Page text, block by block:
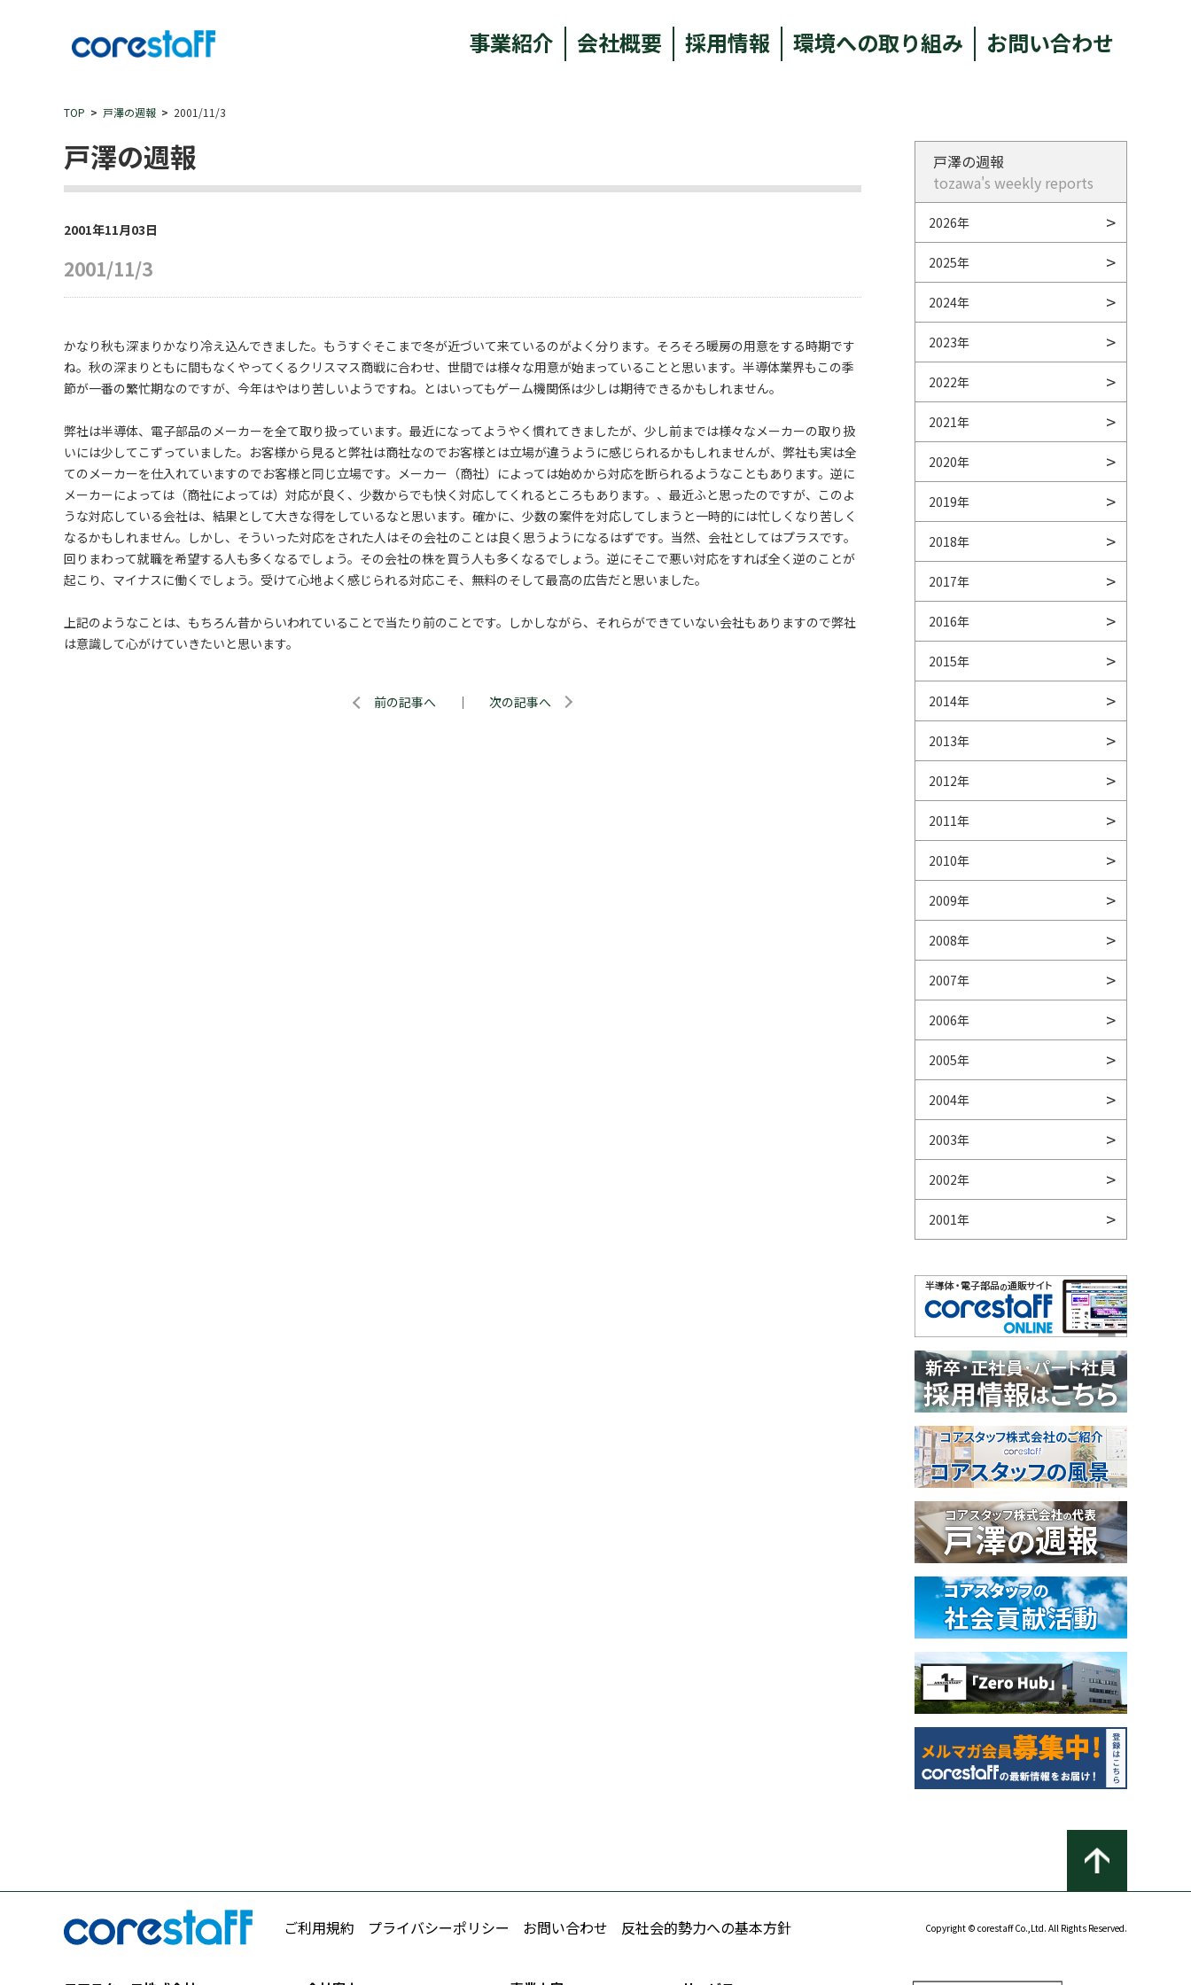
事業紹介 会社概要 採用情報 環境への取り組み お問い合わせ
TOP 戸澤の週報 2001/11/3
戸澤の週報
2001年11月03日
2001/11/3
かなり秋も深まりかなり冷え込んできました。もうすぐそこまで冬が近づいて来ているのがよく分ります。そろそろ暖房の用意をする時期です
ね。秋の深まりともに間もなくやってくるクリスマス商戦に合わせ、世間では様々な用意が始まっていることと思います。半導体業界もこの季
節が一番の繁忙期なのですが、今年はやはり苦しいようですね。とはいってもゲーム機関係は少しは期待できるかもしれません。
弊社は半導体、電子部品のメーカーを全て取り扱っています。最近になってようやく慣れてきましたが、少し前までは様々なメーカーの取り扱
いには少してこずっていました。お客様から見ると弊社は商社なのでお客様とは立場が違うように感じられるかもしれませんが、弊社も実は全
てのメーカーを仕入れていますのでお客様と同じ立場です。メーカー（商社）によっては始めから対応を断られるようなこともあります。逆に
メーカーによっては（商社によっては）対応が良く、少数からでも快く対応してくれるところもあります。、最近ふと思ったのですが、このよ
うな対応している会社は、結果として大きな得をしているなと思います。確かに、少数の案件を対応してしまうと一時的には忙しくなり苦しく
なるかもしれません。しかし、そういった対応をされた人はその会社のことは良く思うようになるはずです。当然、会社としてはプラスです。
回りまわって就職を希望する人も多くなるでしょう。その会社の株を買う人も多くなるでしょう。逆にそこで悪い対応をすれば全く逆のことが
起こり、マイナスに働くでしょう。受けて心地よく感じられる対応こそ、無料のそして最高の広告だと思いました。
上記のようなことは、もちろん昔からいわれていることで当たり前のことです。しかしながら、それらができていない会社もありますので弊社
は意識して心がけていきたいと思います。
前の記事へ ｜ 次の記事へ
戸澤の週報
tozawa's weekly reports
2026年
2025年
2024年
2023年
2022年
2021年
2020年
2019年
2018年
2017年
2016年
2015年
2014年
2013年
2012年
2011年
2010年
2009年
2008年
2007年
2006年
2005年
2004年
2003年
2002年
2001年
ご利用規約 プライバシーポリシー お問い合わせ 反社会的勢力への基本方針 Copyright © corestaff Co.,Ltd. All Rights Reserved.